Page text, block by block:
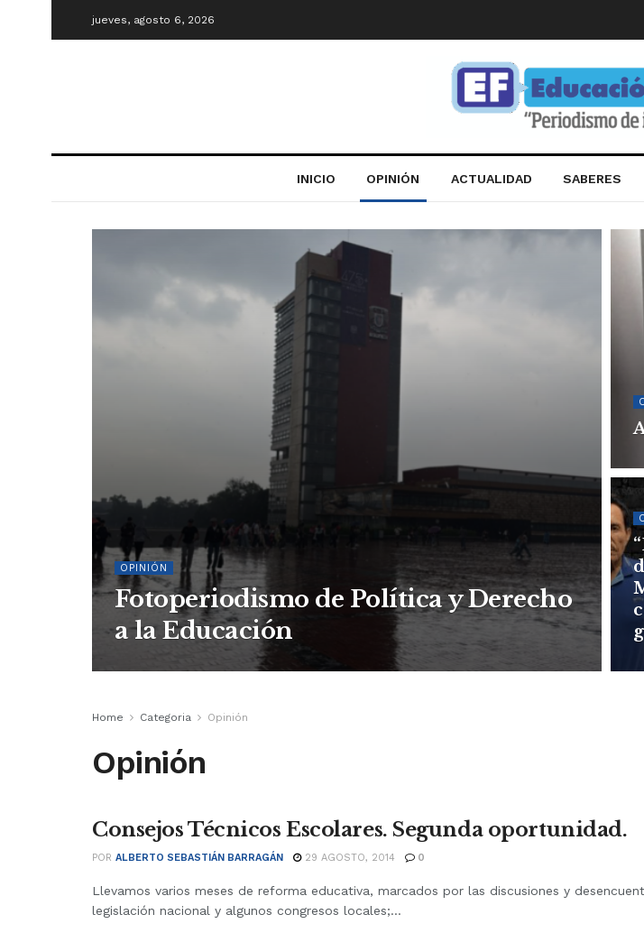
jueves, agosto 6, 2026
INICIO OPINIÓN ACTUALIDAD SABERES
OPINIÓN
Fotoperiodismo de Política y Derecho
a la Educación
Home Categoria Opinión
Opinión
OPINIÓN
Consejos Técnicos Escolares. Segunda oportunidad.
POR ALBERTO SEBASTIÁN BARRAGÁN 29 AGOSTO, 2014 0
Llevamos varios meses de reforma educativa, marcados por las discusiones y
legislación nacional y algunos congresos locales;...